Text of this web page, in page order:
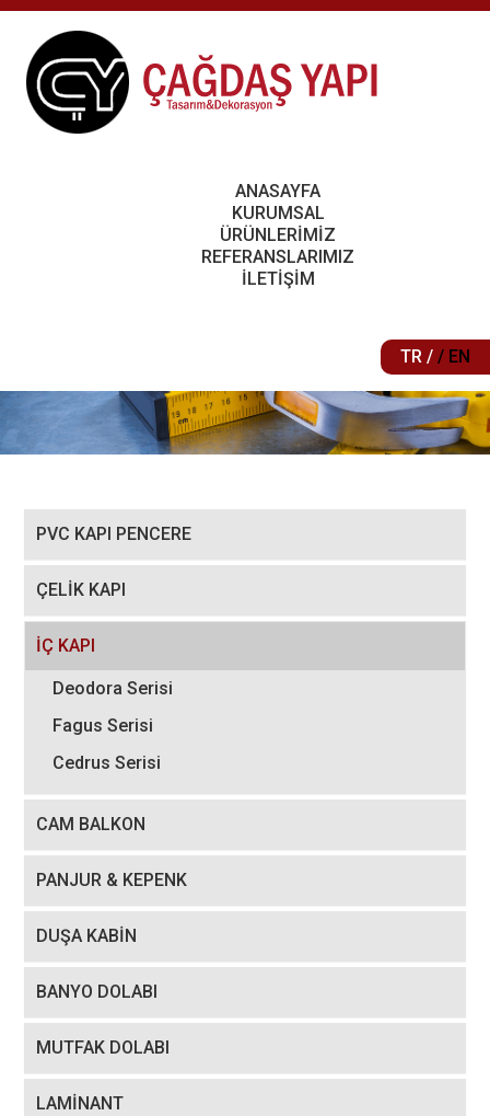
ANASAYFA
KURUMSAL
ÜRÜNLERİMİZ
REFERANSLARIMIZ
İLETİŞİM
TR / / EN
PVC KAPI PENCERE
ÇELİK KAPI
İÇ KAPI
Deodora Serisi
Fagus Serisi
Cedrus Serisi
CAM BALKON
PANJUR & KEPENK
DUŞA KABİN
BANYO DOLABI
MUTFAK DOLABI
LAMİNANT